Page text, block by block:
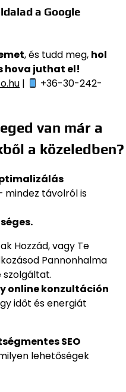
a Google
, és tudd meg, hol
hova juthat el!
|
+36-30-242-
van már a
a közeledben?
mindez távolról is
Hozzád, vagy Te
Pannonhalma
szolgáltat.
online konzultáción
időt és energiát
SEO
lehetőségek